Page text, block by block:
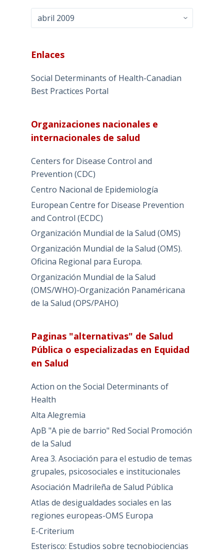
Archivo
Enlaces
Social Determinants of Health-Canadian
Best Practices Portal
Organizaciones nacionales e
internacionales de salud
Centers for Disease Control and
Prevention (CDC)
Centro Nacional de Epidemiología
European Centre for Disease Prevention
and Control (ECDC)
Organización Mundial de la Salud (OMS)
Organización Mundial de la Salud (OMS).
Oficina Regional para Europa.
Organización Mundial de la Salud
(OMS/WHO)-Organización Panaméricana
de la Salud (OPS/PAHO)
Paginas "alternativas" de Salud
Pública o especializadas en Equidad
en Salud
Action on the Social Determinants of
Health
Alta Alegremia
ApB "A pie de barrio" Red Social Promoción
de la Salud
Area 3. Asociación para el estudio de temas
grupales, psicosociales e institucionales
Asociación Madrileña de Salud Pública
Atlas de desigualdades sociales en las
regiones europeas-OMS Europa
E-Criterium
Esterisco: Estudios sobre tecnobiociencias